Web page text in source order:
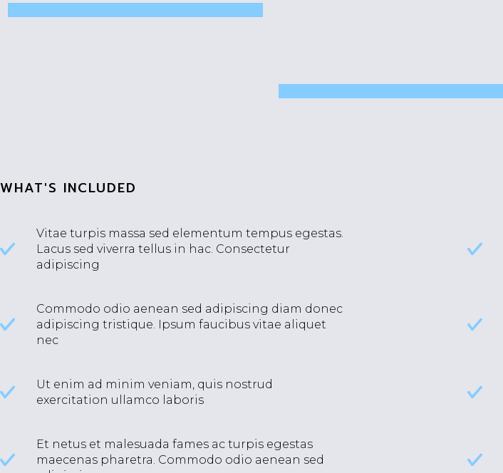
WHAT'S INCLUDED
Vitae turpis massa sed elementum tempus egestas.
Lacus sed viverra tellus in hac. Consectetur
adipiscing
Commodo odio aenean sed adipiscing diam donec
adipiscing tristique. Ipsum faucibus vitae aliquet
nec
Ut enim ad minim veniam, quis nostrud
exercitation ullamco laboris
Et netus et malesuada fames ac turpis egestas
maecenas pharetra. Commodo odio aenean sed